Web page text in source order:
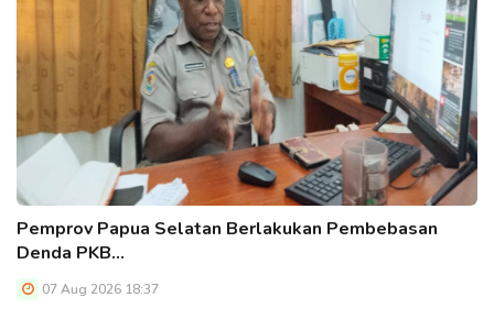
Pemprov Papua Selatan Berlakukan Pembebasan
Denda PKB…
07 Aug 2026 18:37